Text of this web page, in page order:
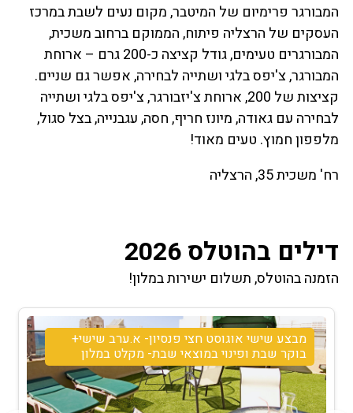
המבורגר פרימיום של המיטבר, מקום נעים לשבת במרכז
העסקים של הרצליה פיתוח, הממוקם ברחוב משכית,
המבורגרים טעימים, גודל קציצה כ-200 גרם – ארוחת
המבורגר, צ'יפס בלגי ושתייה לבחירה, אפשר גם שניים.
קציצות של 200, ארוחת צ'יזבורגר, צ'יפס בלגי ושתייה
לבחירה עם גאודה, מיונז חריף, חסה, עגבנייה, בצל סגול,
מלפפון חמוץ. טעים מאוד!
רח' משכית 35, הרצליה
דילים בהוטלס 2026
הזמנה בהוטלס, תשלום ישירות במלון!
מבצע שישי אוגוסט חצי פנסיון- א.ערב שישי+
בוקר שבת ופינוי במוצאי שבת- מקלט במלון